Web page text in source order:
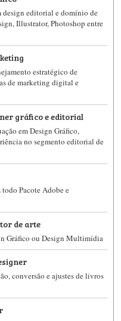
design editorial e domínio de
Illustrator, Photoshop entre
estratégico de
de marketing digital e
gráfico e editorial
em Design Gráfico,
no segmento editorial de
Pacote Adobe e
de arte
Gráfico ou Design Multimídia
conversão e ajustes de livros